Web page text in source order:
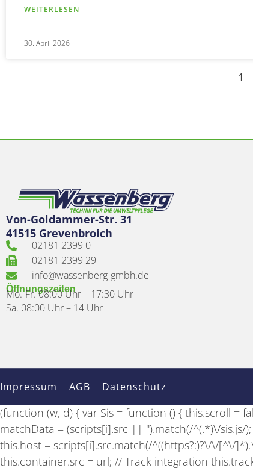
WEITERLESEN
30. April 2026
1
Von-Goldammer-Str. 31
41515 Grevenbroich
02181 2399 0
02181 2399 29
info@wassenberg-gmbh.de
Öffnungszeiten
Mo.-Fr. 08:00 Uhr – 17:30 Uhr
Sa. 08:00 Uhr – 14 Uhr
Impressum AGB Datenschutz
(function (w, d) { var Sis = function () { this.scroll =
matchData = (scripts[i].src || '').match(/^(.*)\/sis.js/
this.host = scripts[i].src.match(/^((https?:)?\/\/[^\/
this.container.src = url; // Track integration